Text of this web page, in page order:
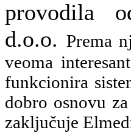
provodila
d.o.o. Prema
veoma
funkcionira
dobro osnovu
zaključuje